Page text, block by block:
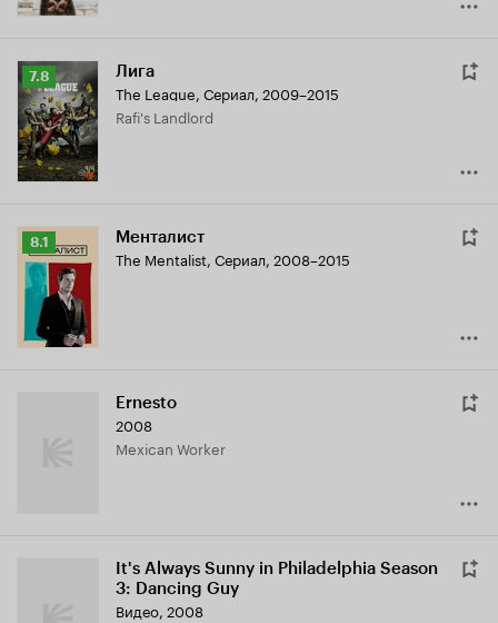
Рейтинг
Кинопоиска
7.8
7.8 Лига
The League, Сериал, 2009–2015
Rafi's Landlord
Рейтинг
Кинопоиска
8.1
8.1 Менталист
The Mentalist, Сериал, 2008–2015
Ernesto
2008
Mexican Worker
It's Always Sunny in Philadelphia Season
3: Dancing Guy
Видео, 2008